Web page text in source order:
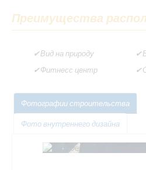
Преимущества
Вид на природу
Фитнесс центр
Фотографии строительства
Фото внутреннего дизайна